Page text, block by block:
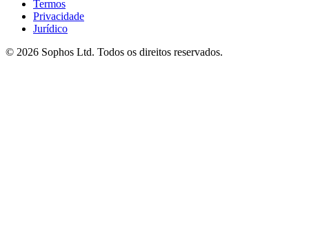
Termos
Privacidade
Jurídico
© 2026 Sophos Ltd. Todos os direitos reservados.